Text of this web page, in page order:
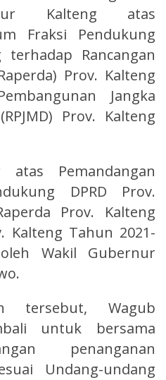
Kalteng atas
Fraksi Pendukung
terhadap Rancangan
Prov. Kalteng
Jangka
Prov. Kalteng
atas Pemandangan
DPRD Prov.
Prov. Kalteng
Kalteng Tahun 2021-
Wakil Gubernur
tersebut, Wagub
untuk bersama
penanganan
Undang-undang